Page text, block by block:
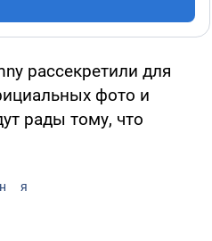
рассекретили для
фото и
рады тому, что